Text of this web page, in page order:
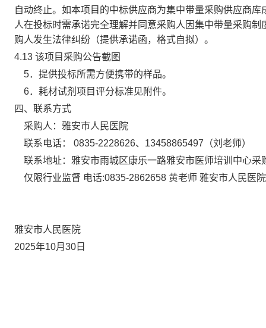
自动终止。如本项目的中标供应商为集中带量采购供应商
人在投标时需承诺完全理解并同意采购人因集中带量采购
购人发生法律纠纷（提供承诺函，格式自拟）。
4.13 该项目采购公告截图
5．提供投标所需方便携带的样品。
6．耗材试剂项目评分标准见附件。
四、 联系方式
采购人：雅安市人民医院
联系电话： 0835-2228626、13458865497（刘老师）
联系地址：雅安市雨城区康乐一路雅安市医师培训中心采
仅限行业监督 电话:0835-2862658 黄老师 雅安市人民医
雅安市人民医院
2025年10月30日